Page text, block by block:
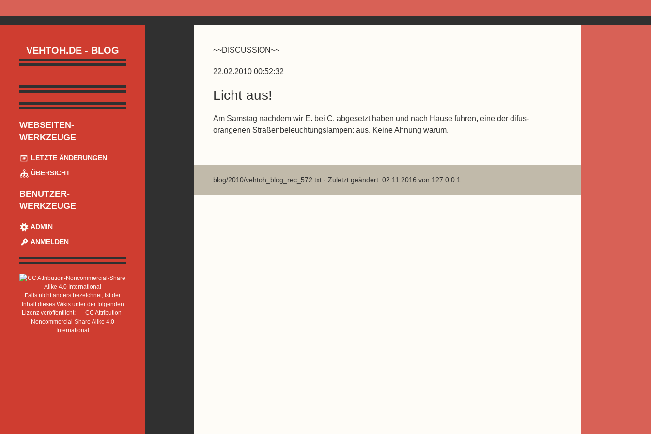
VEHTOH.DE - BLOG
WEBSEITEN-
WERKZEUGE
LETZTE ÄNDERUNGEN
ÜBERSICHT
BENUTZER-
WERKZEUGE
ADMIN
ANMELDEN
Falls nicht anders bezeichnet, ist der
Inhalt dieses Wikis unter der folgenden
Lizenz veröffentlicht:
CC Attribution-
Noncommercial-Share Alike 4.0
International
~~DISCUSSION~~
22.02.2010 00:52:32
Licht aus!
Am Samstag nachdem wir E. bei C. abgesetzt haben und nach Hause fuhren, eine der difus-
orangenen Straßenbeleuchtungslampen: aus. Keine Ahnung warum.
blog/2010/vehtoh_blog_rec_572.txt · Zuletzt geändert: 02.11.2016 von 127.0.0.1